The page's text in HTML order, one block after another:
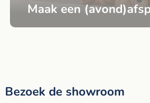
Maak een
Bezoek de showroom